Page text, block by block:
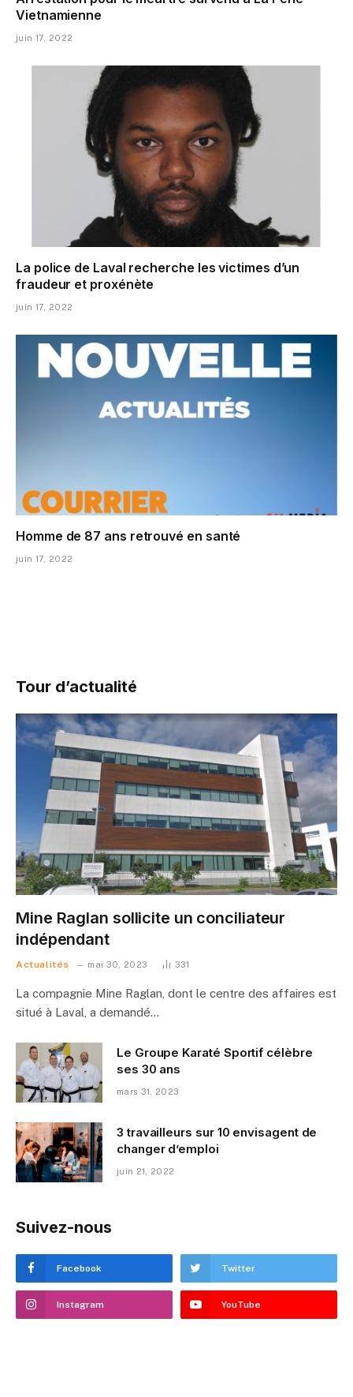
Vietnamienne
juin 17, 2022
La police de Laval recherche les victimes d’un
fraudeur et proxénète
juin 17, 2022
Homme de 87 ans retrouvé en santé
juin 17, 2022
Tour d’actualité
Mine Raglan sollicite un conciliateur
indépendant
Actualités mai 30, 2023 331
La compagnie Mine Raglan, dont le centre des affaires est
situé à Laval, a demandé…
Le Groupe Karaté Sportif célèbre
ses 30 ans
mars 31, 2023
3 travailleurs sur 10 envisagent de
changer d’emploi
juin 21, 2022
Suivez-nous
Facebook Twitter
Instagram YouTube